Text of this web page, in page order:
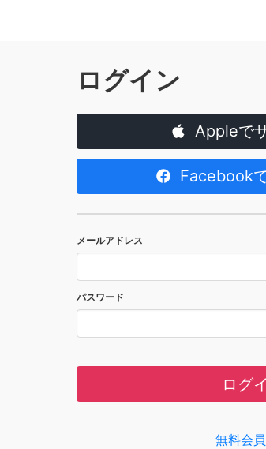
ログイン
Appleで
Facebook
メールアドレス
パスワード
ログ
無料会